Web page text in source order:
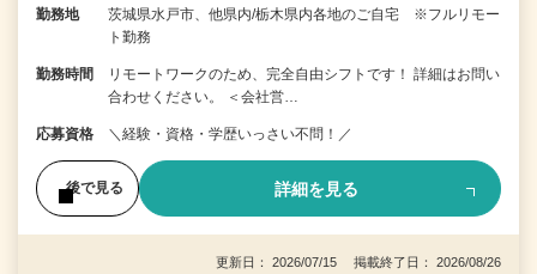
勤務地
茨城県水戸市、他県内/栃木県内各地のご自宅 ※フルリモー
ト勤務
勤務時間
リモートワークのため、完全自由シフトです！ 詳細はお問い
合わせください。 ＜会社営…
応募資格 ＼経験・資格・学歴いっさい不問！／
後で見る 詳細を見る
更新日： 2026/07/15 掲載終了日： 2026/08/26